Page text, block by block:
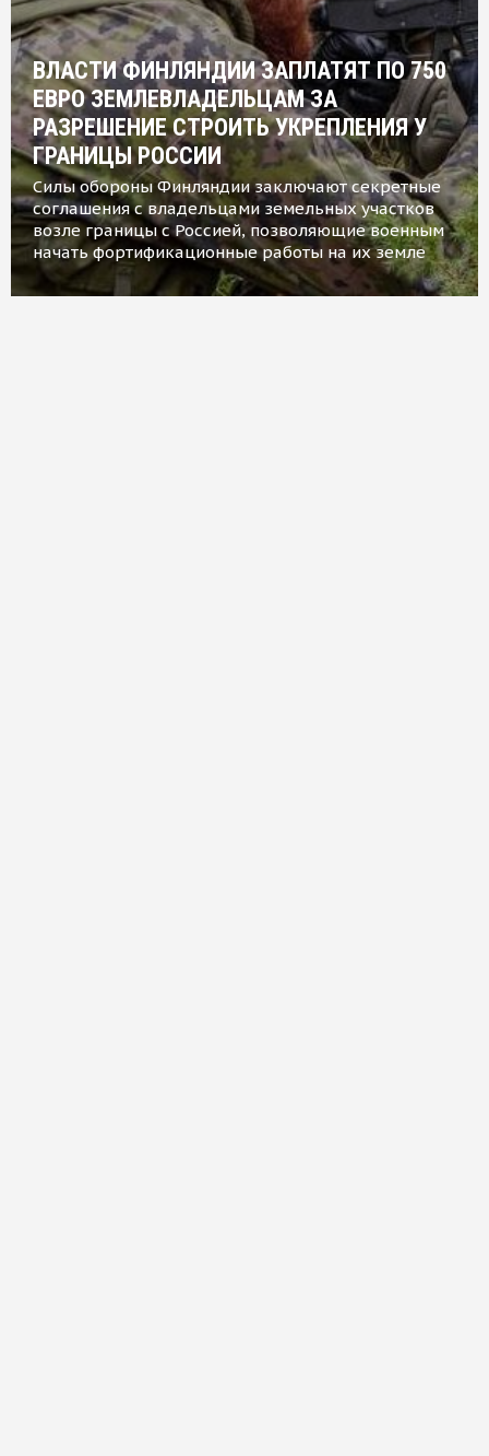
ВЛАСТИ ФИНЛЯНДИИ ЗАПЛАТЯТ ПО 750
ЕВРО ЗЕМЛЕВЛАДЕЛЬЦАМ ЗА
РАЗРЕШЕНИЕ СТРОИТЬ УКРЕПЛЕНИЯ У
ГРАНИЦЫ РОССИИ
Силы обороны Финляндии заключают секретные
соглашения с владельцами земельных участков
возле границы с Россией, позволяющие военным
начать фортификационные работы на их земле